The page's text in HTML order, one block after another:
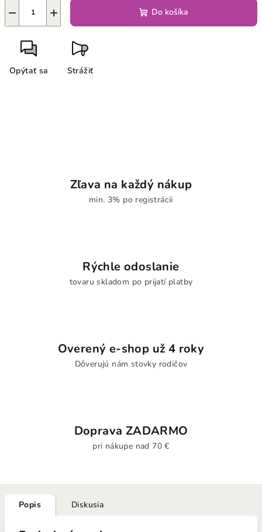
+
− Do košíka
Opýtať sa Strážiť
Zľava na každý nákup
min. 3% po registrácii
Rýchle odoslanie
tovaru skladom po prijatí platby
Overený e-shop už 4 roky
Dôverujú nám stovky rodičov
Doprava ZADARMO
pri nákupe nad 70 €
Popis Diskusia